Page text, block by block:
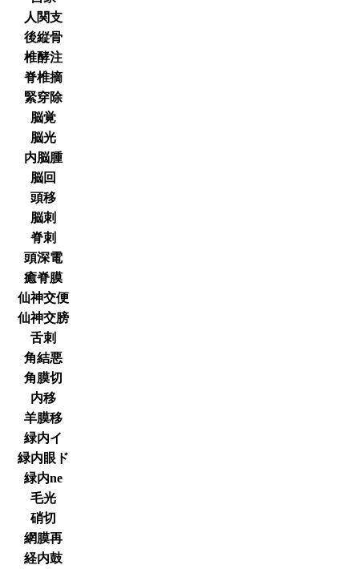
人関支
後縦骨
椎酵注
脊椎摘
緊穿除
脳覚
脳光
内脳腫
脳回
頭移
脳刺
脊刺
頭深電
癒脊膜
仙神交便
仙神交膀
舌刺
角結悪
角膜切
内移
羊膜移
緑内イ
緑内眼ド
緑内ne
毛光
硝切
網膜再
経内鼓